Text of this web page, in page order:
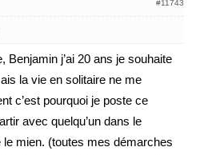
#11743
Benjamin j’ai 20 ans je souhaite
la vie en solitaire ne me
c’est pourquoi je poste ce
avec quelqu’un dans le
le mien. (toutes mes démarches